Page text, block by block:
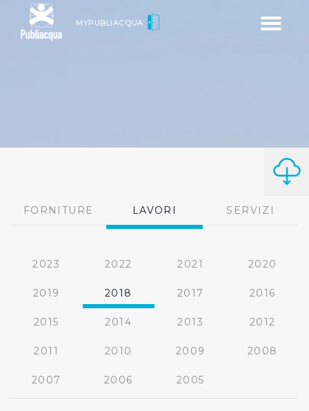
Toggle
MYPUBLIACQUA
FORNITURE LAVORI SERVIZI
2023 2022 2021 2020
2019 2018 2017 2016
2015 2014 2013 2012
2011 2010 2009 2008
2007 2006 2005